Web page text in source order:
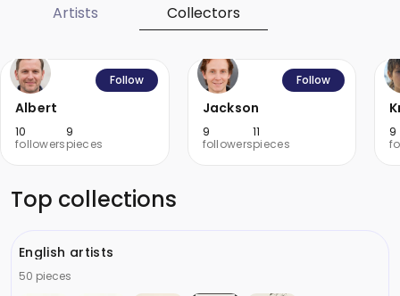
Artists Collectors
Albert
10
followers
9
pieces
Follow
Jackson
9
followers
11
pieces
Follow
9
Top collections
English artists
50 pieces